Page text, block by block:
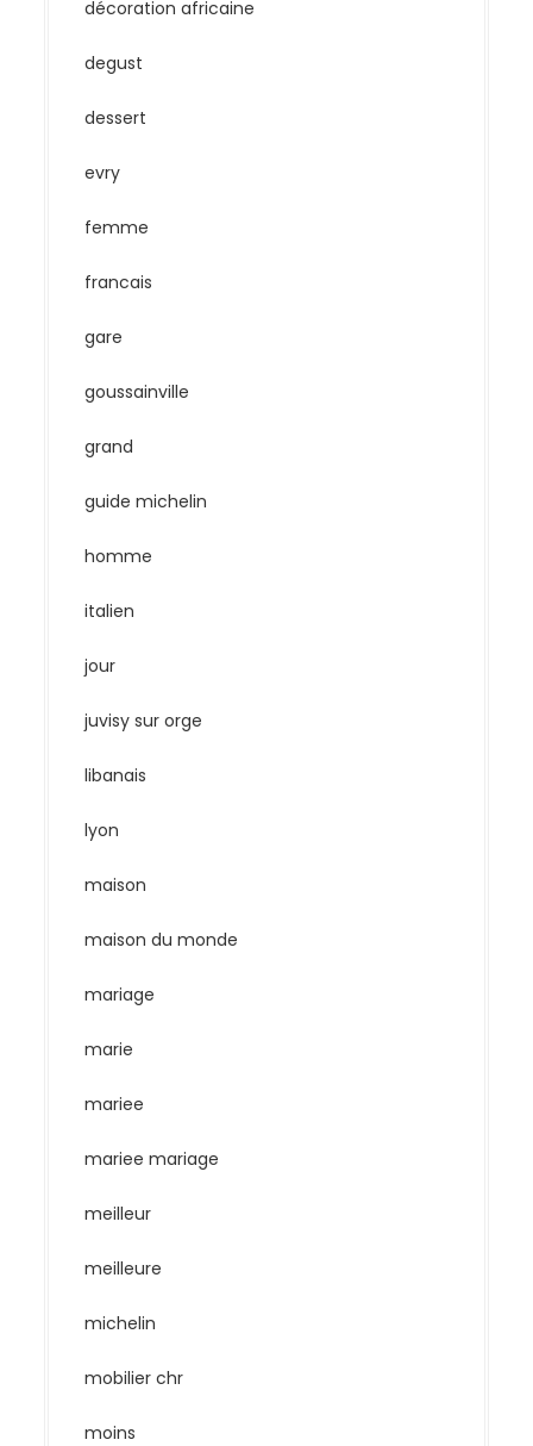
décoration africaine
degust
dessert
evry
femme
francais
gare
goussainville
grand
guide michelin
homme
italien
jour
juvisy sur orge
libanais
lyon
maison
maison du monde
mariage
marie
mariee
mariee mariage
meilleur
meilleure
michelin
mobilier chr
moins